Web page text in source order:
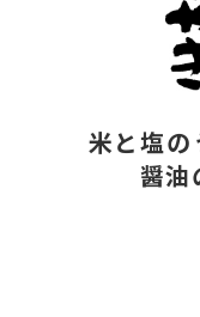
米と塩の
醤油